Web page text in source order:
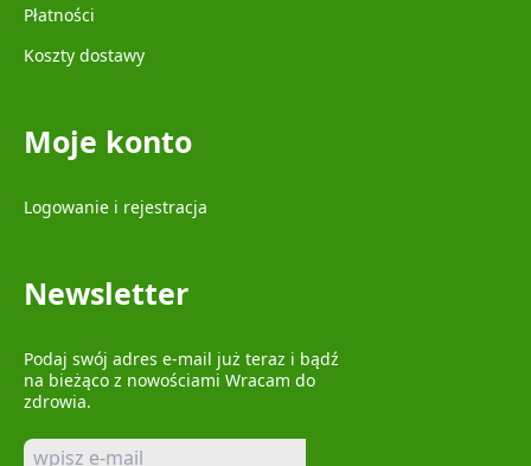
Płatności
Koszty dostawy
Moje konto
Logowanie i rejestracja
Newsletter
Podaj swój adres e-mail już teraz i bądź
na bieżąco z nowościami Wracam do
zdrowia.